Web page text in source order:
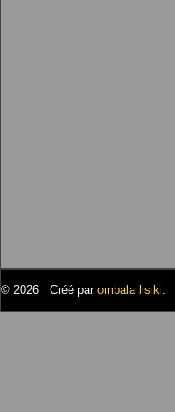
© 2026 Créé par ombala lisiki.